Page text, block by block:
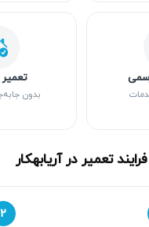
بدون
فرایند تعمیر در آریابهکار
۲